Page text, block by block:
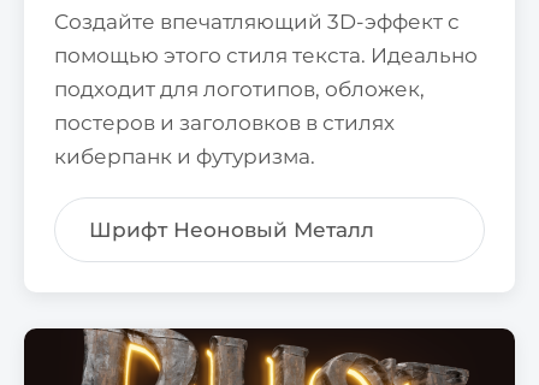
Создайте впечатляющий 3D-эффект с
помощью этого стиля текста. Идеально
подходит для логотипов, обложек,
постеров и заголовков в стилях
киберпанк и футуризма.
Шрифт Неоновый Металл